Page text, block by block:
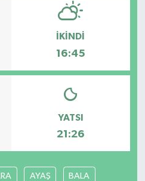
İKINDI
16:45
YATSI
21:26
AYAŞ BALA